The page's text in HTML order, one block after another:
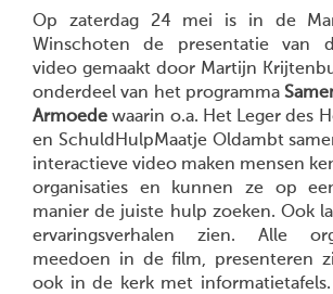
Op zaterdag 24 mei is in de
Winschoten de presentatie van
video gemaakt door Martijn
onderdeel van het programma
Armoedewaarin o.a. Het Leger des
en SchuldHulpMaatje Oldambt
interactieve video maken mensen
organisaties en kunnen ze op
manier de juiste hulp zoeken. Ook
ervaringsverhalen zien. Alle
meedoen in de film, presenteren
ook in de kerk met